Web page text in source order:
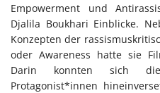
Empowerment und
Djalila Boukhari Einblicke.
Konzepten der
oder Awareness hatte sie
Darin konnten sich
Protagonist*innen